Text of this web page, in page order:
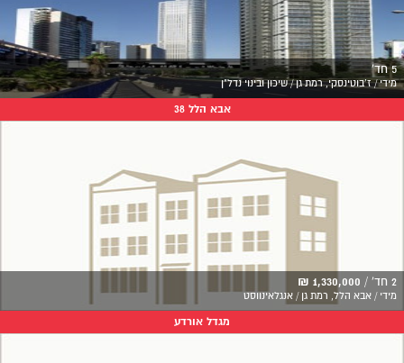
5 חד'
מידי / ז'בוטינסקי, רמת גן / שיכון ובינוי נדל"ן
אבא הלל 38
2 חד' / 1,330,000 ₪
מידי / אבא הלל, רמת גן / אנגלאינווסט
מגדל אורדע